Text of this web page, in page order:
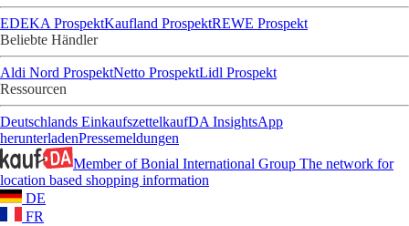
EDEKA ProspektKaufland ProspektREWE Prospekt
Beliebte Händler
Aldi Nord ProspektNetto ProspektLidl Prospekt
Ressourcen
Deutschlands EinkaufszettelkaufDA InsightsApp
herunterladenPressemeldungen
Member of Bonial International Group The network for
location based shopping information
DE
FR